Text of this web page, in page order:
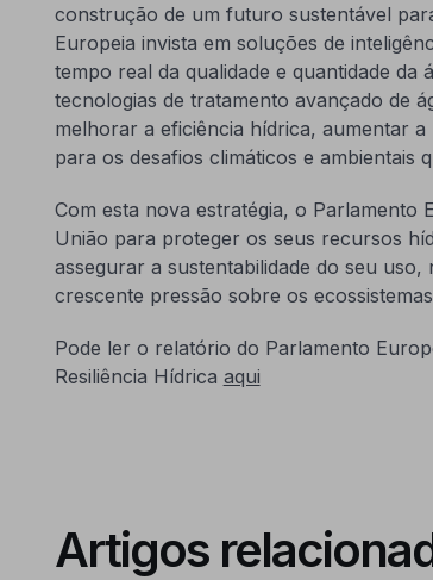
construção de um futuro sustentável
Europeia invista em soluções de
tempo real da qualidade e quantidade da
tecnologias de tratamento avançado de
melhorar a eficiência hídrica, aumentar
para os desafios climáticos e ambientais
Com esta nova estratégia, o Parlamento
União para proteger os seus recursos
assegurar a sustentabilidade do seu
crescente pressão sobre os
Pode ler o relatório do Parlamento
Resiliência Hídrica aqui
Artigos